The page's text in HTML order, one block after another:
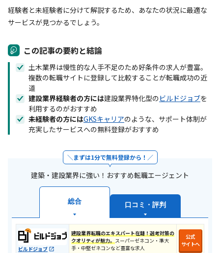
経験者と未経験者に分けて解説するため、あなたの状況に最適な
サービスが見つかるでしょう。
この記事の要約と結論
土木業界は慢性的な人手不足のため好条件の求人が豊富。
複数の転職サイトに登録して比較することが転職成功の近
道
建設業界経験者の方には建設業界特化型のビルドジョブを
利用するのがおすすめ
未経験者の方にはGKSキャリアのような、サポート体制が
充実したサービスへの無料登録がおすすめ
まずは1分で無料登録から！
建築・建設業界に強い！おすすめ転職エージェント
総合 口コミ・評判
ビルドジョブ
建設業界転職のエキスパート在籍！選考対策の
クオリティが魅力。 スーパーゼネコン・準大
手・中堅ゼネコンなど豊富な求人
公式
サイトへ